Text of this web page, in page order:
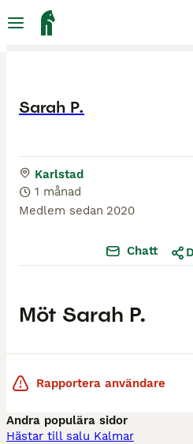
Sarah P.
Karlstad
1 månad
Medlem sedan 2020
Möt Sarah P.
Chatt
Rapportera användare
Andra populära sidor
Hästar till salu Kalmar